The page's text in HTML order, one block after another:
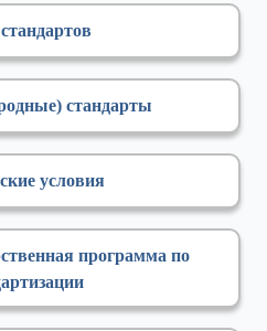
стандарты
условия
программа по